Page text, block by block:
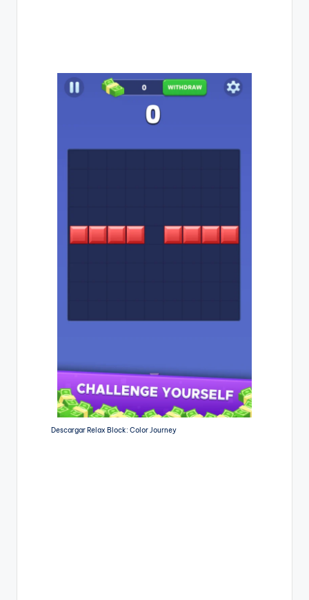
Descargar Relax Block: Color Journey